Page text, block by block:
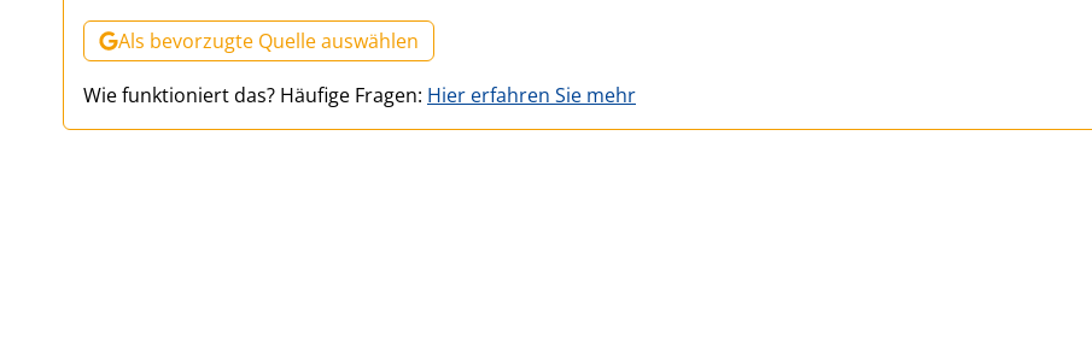
Als bevorzugte Quelle auswählen
Wie funktioniert das? Häufige Fragen: Hier erfahren Sie mehr